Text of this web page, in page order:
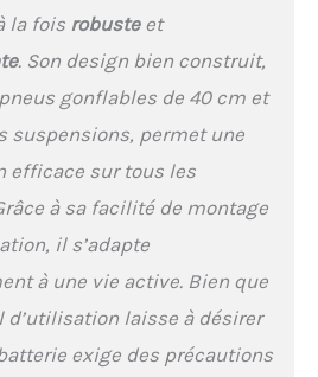
divers terrains tels que
l'herbe et le gravier. Avec
des pneus super larges
de 40 cm, vous pouvez
surmonter des
obstacles jusqu'à 7 cm
plus hauts qu'avec des
pneus étroits
garantit une prise
stable et sûre lors de la
【Double-X Stable et
robuste】Le fauteuil
la fois robusteet
. Son design bien construit,
gonflables de 40 cm et
suspensions, permet une
efficace sur tous les
à sa facilité de montage
il s’adapte
à une vie active. Bien que
d’utilisation laisse à désirer
exige des précautions